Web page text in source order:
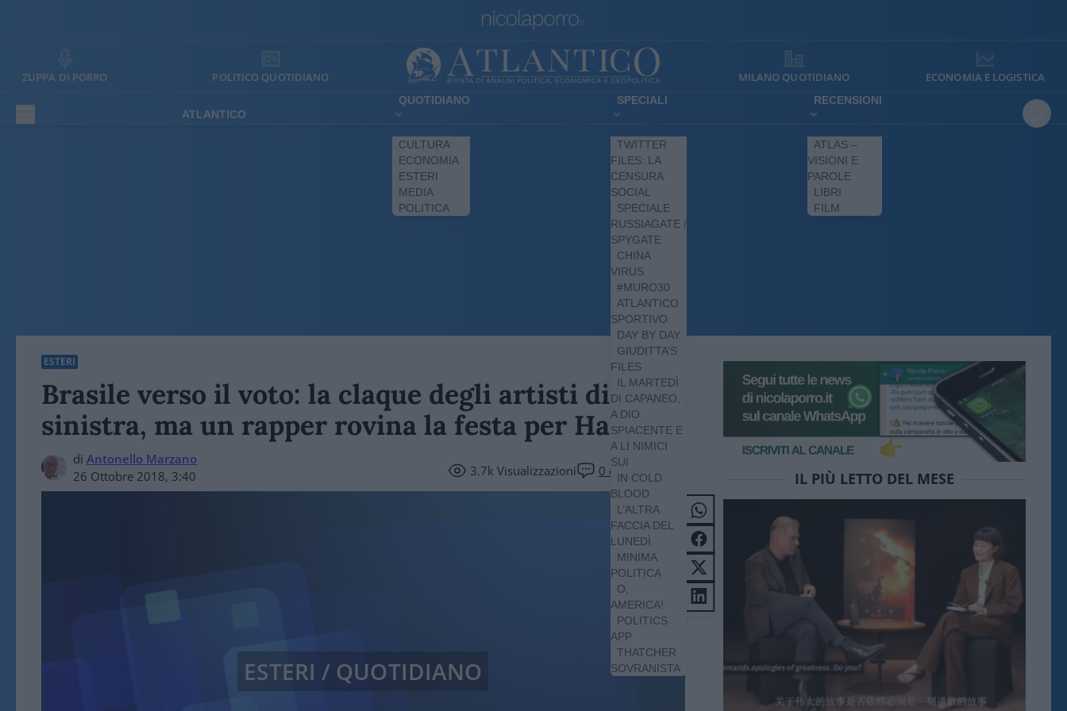
ZUPPA DI PORRO POLITICO QUOTIDIANO MILANO QUOTIDIANO ECONOMIA E LOGISTICA
ATLANTICO
QUOTIDIANO
CULTURA
ECONOMIA
ESTERI
MEDIA
POLITICA
SPECIALI
TWITTER
FILES: LA
CENSURA
SOCIAL
SPECIALE
RUSSIAGATE /
SPYGATE
CHINA
VIRUS
#MURO30
ATLANTICO
SPORTIVO
DAY BY DAY
GIUDITTA’S
FILES
IL MARTEDÌ
DI CAPANEO,
A DIO
SPIACENTE E
A LI NIMICI
SUI
IN COLD
BLOOD
L’ALTRA
FACCIA DEL
LUNEDÌ
MINIMA
POLITICA
O,
AMERICA!
POLITICS
APP
THATCHER
SOVRANISTA
RECENSIONI
ATLAS –
VISIONI E
PAROLE
LIBRI
FILM
ESTERI
Brasile verso il voto: la claque degli artisti di
sinistra, ma un rapper rovina la festa per Haddad
di Antonello Marzano
26 Ottobre 2018, 3:40
3.7k Visualizzazioni 0 commenti
ESTERI / QUOTIDIANO
IL PIÙ LETTO DEL MESE